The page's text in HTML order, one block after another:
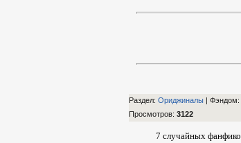
Раздел: Ориджиналы | Фэндом:
Просмотров: 3122
7 случайных